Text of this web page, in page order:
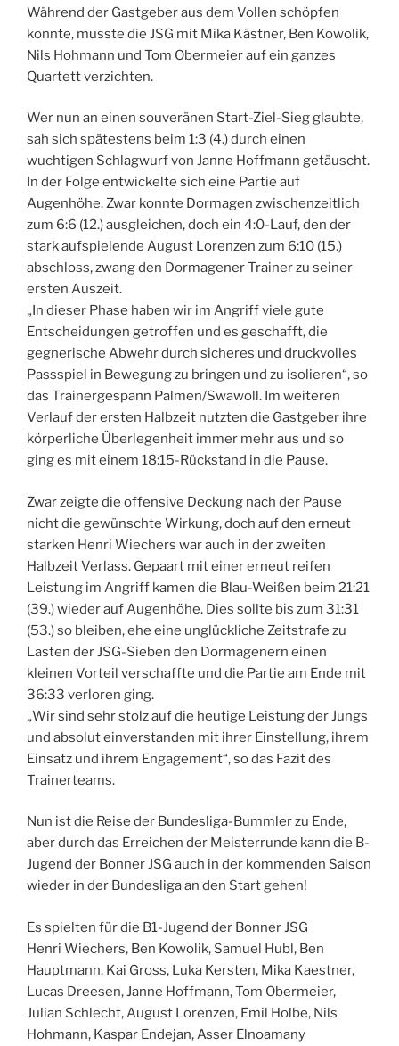
Während der Gastgeber aus dem Vollen schöpfen
konnte, musste die JSG mit Mika Kästner, Ben Kowolik,
Nils Hohmann und Tom Obermeier auf ein ganzes
Quartett verzichten.
Wer nun an einen souveränen Start-Ziel-Sieg glaubte,
sah sich spätestens beim 1:3 (4.) durch einen
wuchtigen Schlagwurf von Janne Hoffmann getäuscht.
In der Folge entwickelte sich eine Partie auf
Augenhöhe. Zwar konnte Dormagen zwischenzeitlich
zum 6:6 (12.) ausgleichen, doch ein 4:0-Lauf, den der
stark aufspielende August Lorenzen zum 6:10 (15.)
abschloss, zwang den Dormagener Trainer zu seiner
ersten Auszeit.
„In dieser Phase haben wir im Angriff viele gute
Entscheidungen getroffen und es geschafft, die
gegnerische Abwehr durch sicheres und druckvolles
Passspiel in Bewegung zu bringen und zu isolieren“, so
das Trainergespann Palmen/Swawoll. Im weiteren
Verlauf der ersten Halbzeit nutzten die Gastgeber ihre
körperliche Überlegenheit immer mehr aus und so
ging es mit einem 18:15-Rückstand in die Pause.
Zwar zeigte die offensive Deckung nach der Pause
nicht die gewünschte Wirkung, doch auf den erneut
starken Henri Wiechers war auch in der zweiten
Halbzeit Verlass. Gepaart mit einer erneut reifen
Leistung im Angriff kamen die Blau-Weißen beim 21:21
(39.) wieder auf Augenhöhe. Dies sollte bis zum 31:31
(53.) so bleiben, ehe eine unglückliche Zeitstrafe zu
Lasten der JSG-Sieben den Dormagenern einen
kleinen Vorteil verschaffte und die Partie am Ende mit
36:33 verloren ging.
„Wir sind sehr stolz auf die heutige Leistung der Jungs
und absolut einverstanden mit ihrer Einstellung, ihrem
Einsatz und ihrem Engagement“, so das Fazit des
Trainerteams.
Nun ist die Reise der Bundesliga-Bummler zu Ende,
aber durch das Erreichen der Meisterrunde kann die B-
Jugend der Bonner JSG auch in der kommenden Saison
wieder in der Bundesliga an den Start gehen!
Es spielten für die B1-Jugend der Bonner JSG
Henri Wiechers, Ben Kowolik, Samuel Hubl, Ben
Hauptmann, Kai Gross, Luka Kersten, Mika Kaestner,
Lucas Dreesen, Janne Hoffmann, Tom Obermeier,
Julian Schlecht, August Lorenzen, Emil Holbe, Nils
Hohmann, Kaspar Endejan, Asser Elnoamany